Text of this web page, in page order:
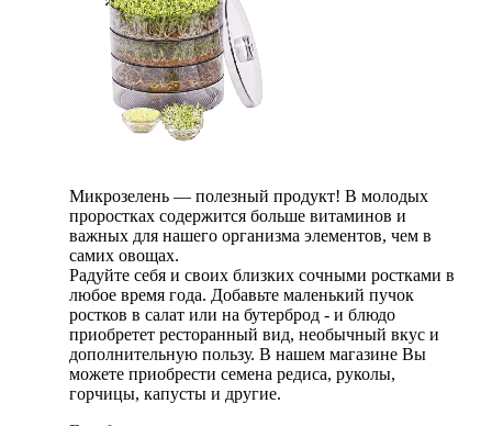
Микрозелень — полезный продукт! В молодых
проростках содержится больше витаминов и
важных для нашего организма элементов, чем в
самих овощах.
Радуйте себя и своих близких сочными ростками в
любое время года. Добавьте маленький пучок
ростков в салат или на бутерброд - и блюдо
приобретет ресторанный вид, необычный вкус и
дополнительную пользу. В нашем магазине Вы
можете приобрести семена редиса, руколы,
горчицы, капусты и другие.